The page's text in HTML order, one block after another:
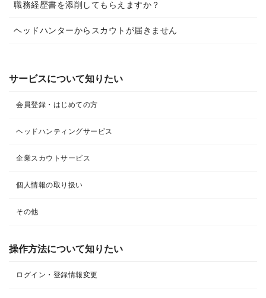
サービスについて知りたい
会員登録・はじめての方
ヘッドハンティングサービス
企業スカウトサービス
個人情報の取り扱い
その他
操作方法について知りたい
ログイン・登録情報変更
職務経歴書を添削してもらえますか？
ヘッドハンターからスカウトが届きません